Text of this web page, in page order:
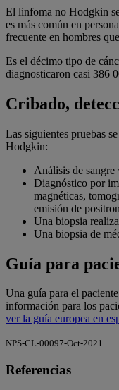
El linfoma no Hodgkin
es más común en
frecuente en hombres
Es el décimo tipo de
diagnosticaron casi 386
Cribado,
Las siguientes pruebas
Hodgkin:
Análisis de sangre
Diagnóstico por
magnéticas,
emisión de
Una biopsia
Una biopsia de
Guía para
Una guía para el
información para los
ver la guía europea en
NPS-CL-00097-Oct-2021
Referencias